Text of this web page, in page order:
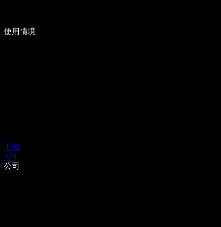
使用情境
下載
API
公司